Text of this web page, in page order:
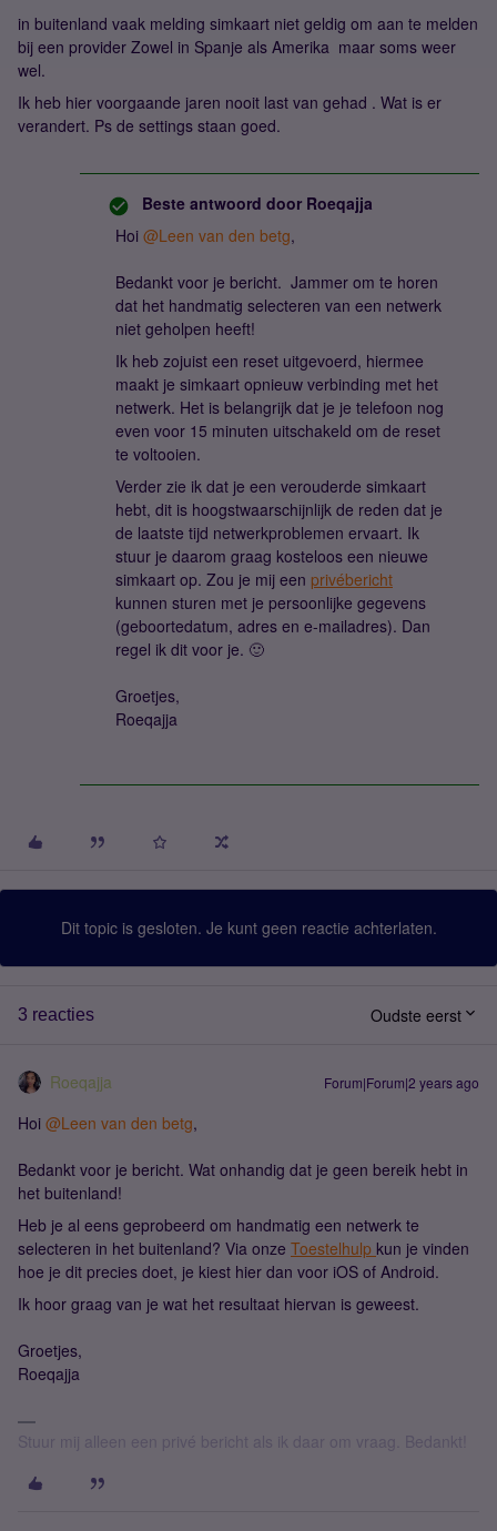
in buitenland vaak melding simkaart niet geldig om aan te melden
bij een provider Zowel in Spanje als Amerika maar soms weer
wel.
Ik heb hier voorgaande jaren nooit last van gehad . Wat is er
verandert. Ps de settings staan goed.
Beste antwoord door Roeqajja
Hoi @Leen van den betg,
Bedankt voor je bericht. Jammer om te horen
dat het handmatig selecteren van een netwerk
niet geholpen heeft!
Ik heb zojuist een reset uitgevoerd, hiermee
maakt je simkaart opnieuw verbinding met het
netwerk. Het is belangrijk dat je je telefoon nog
even voor 15 minuten uitschakeld om de reset
te voltooien.
Verder zie ik dat je een verouderde simkaart
hebt, dit is hoogstwaarschijnlijk de reden dat je
de laatste tijd netwerkproblemen ervaart. Ik
stuur je daarom graag kosteloos een nieuwe
simkaart op. Zou je mij een privébericht
kunnen sturen met je persoonlijke gegevens
(geboortedatum, adres en e-mailadres). Dan
regel ik dit voor je. 🙂
Groetjes,
Roeqajja
Dit topic is gesloten. Je kunt geen reactie achterlaten.
3 reacties Oudste eerst
Roeqajja Forum|Forum|2 years ago
Hoi @Leen van den betg,
Bedankt voor je bericht. Wat onhandig dat je geen bereik hebt in
het buitenland!
Heb je al eens geprobeerd om handmatig een netwerk te
selecteren in het buitenland? Via onze Toestelhulp kun je vinden
hoe je dit precies doet, je kiest hier dan voor iOS of Android.
Ik hoor graag van je wat het resultaat hiervan is geweest.
Groetjes,
Roeqajja
Stuur mij alleen een privé bericht als ik daar om vraag. Bedankt!